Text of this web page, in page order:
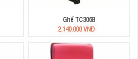
Ghế TC306B
2.140.000 VNĐ